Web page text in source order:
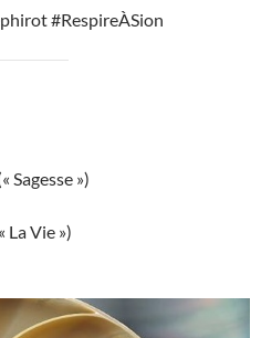
#RespireÀSion
Sagesse »)
La Vie »)